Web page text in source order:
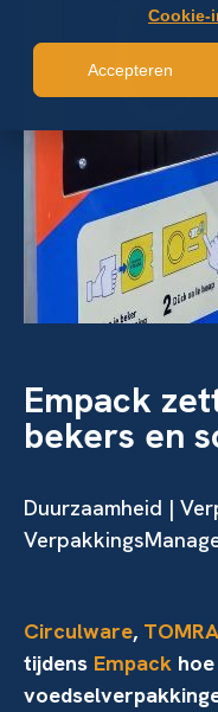
Cookie-
Accepteren
Empack
bekers en
Duurzaamheid |
Circulware, TOMRA
tijdens Empack